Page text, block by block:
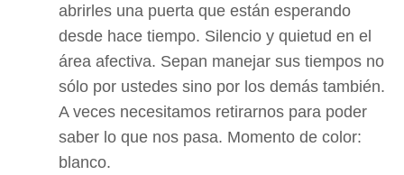
abrirles una puerta que están esperando
desde hace tiempo. Silencio y quietud en el
área afectiva. Sepan manejar sus tiempos no
sólo por ustedes sino por los demás también.
A veces necesitamos retirarnos para poder
saber lo que nos pasa. Momento de color:
blanco.